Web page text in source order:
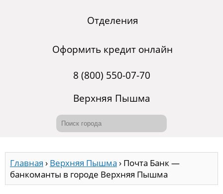
Отделения
Оформить кредит онлайн
8 (800) 550-07-70
Верхняя Пышма
Главная › Верхняя Пышма › Почта Банк —
банкоманты в городе Верхняя Пышма